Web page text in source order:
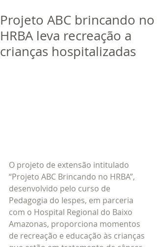
dor
Trabalhe Conosco
Projeto ABC brincando no
HRBA leva recreação a
crianças hospitalizadas
O projeto de extensão intitulado
“Projeto ABC Brincando no HRBA”,
desenvolvido pelo curso de
Pedagogia do Iespes, em parceria
com o Hospital Regional do Baixo
Amazonas, proporciona momentos
de recreação e educação às crianças